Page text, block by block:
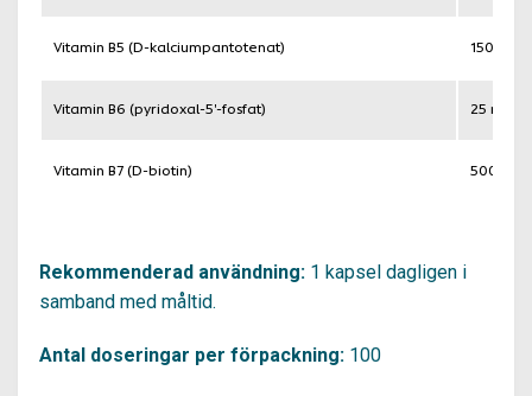
Vitamin B5 (D-kalciumpantotenat) 150 mg
Vitamin B6 (pyridoxal-5'-fosfat) 25 mg
Vitamin B7 (D-biotin) 500 mcg
Rekommenderad användning:1 kapsel dagligen i
samband med måltid.
Antal doseringar per förpackning:100